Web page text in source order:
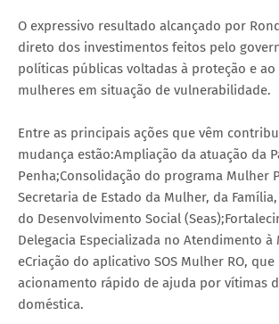
O expressivo resultado alcançado por
direto dos investimentos feitos pelo
políticas públicas voltadas à proteção e
mulheres em situação de vulnerabilidade.
Entre as principais ações que vêm
mudança estão:Ampliação da atuação da
Penha;Consolidação do programa Mulher
Secretaria de Estado da Mulher, da
do Desenvolvimento Social
Delegacia Especializada no Atendimento à
eCriação do aplicativo SOS Mulher RO,
acionamento rápido de ajuda por vítimas
doméstica.